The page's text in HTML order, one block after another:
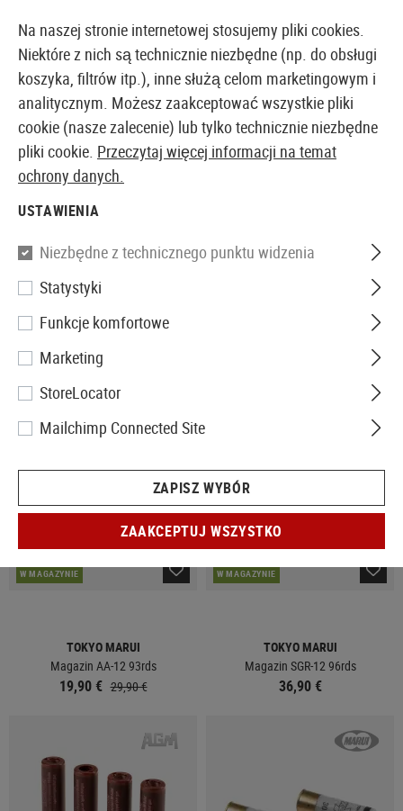
EUROPEJSKI AIRSOFT SKLEP I HURTOWNIA
Strona główna
7 Produkty
W MAGAZYNIE
TOKYO MARUI
Magazin AA-12 93rds
19,90 € 29,90 €
W MAGAZYNIE
TOKYO MARUI
Magazin SGR-12 96rds
36,90 €
Na naszej stronie internetowej stosujemy pliki cookies.
Niektóre z nich są technicznie niezbędne (np. do obsługi
koszyka, filtrów itp.), inne służą celom marketingowym i
analitycznym. Możesz zaakceptować wszystkie pliki
cookie (nasze zalecenie) lub tylko technicznie niezbędne
pliki cookie. Przeczytaj więcej informacji na temat
ochrony danych.
USTAWIENIA
Niezbędne z technicznego punktu widzenia
Statystyki
Funkcje komfortowe
Marketing
StoreLocator
Mailchimp Connected Site
ZAPISZ WYBÓR
ZAAKCEPTUJ WSZYSTKO